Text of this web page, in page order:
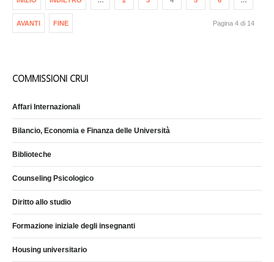
AVANTI FINE Pagina 4 di 14
COMMISSIONI CRUI
Affari Internazionali
Bilancio, Economia e Finanza delle Università
Biblioteche
Counseling Psicologico
Diritto allo studio
Formazione iniziale degli insegnanti
Housing universitario